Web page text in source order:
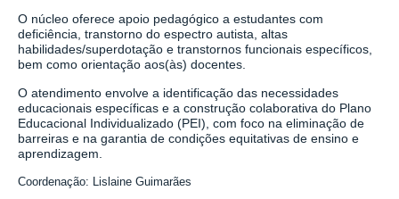
O núcleo oferece apoio pedagógico a estudantes com
deficiência, transtorno do espectro autista, altas
habilidades/superdotação e transtornos funcionais específicos,
bem como orientação aos(às) docentes.
O atendimento envolve a identificação das necessidades
educacionais específicas e a construção colaborativa do Plano
Educacional Individualizado (PEI), com foco na eliminação de
barreiras e na garantia de condições equitativas de ensino e
aprendizagem.
Coordenação: Lislaine Guimarães